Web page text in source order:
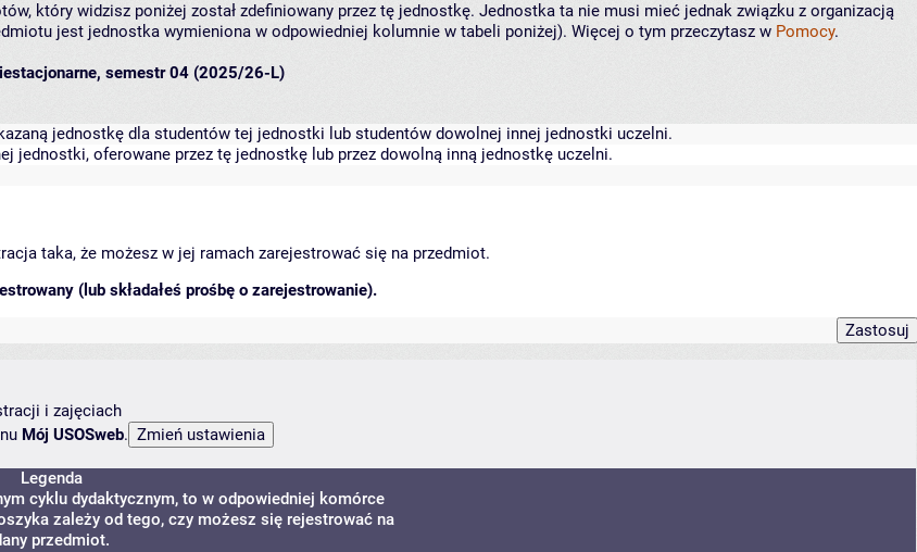
który widzisz poniżej został zdefiniowany przez tę jednostkę. Jednostka ta nie musi mieć jednak związku z organizacją
jest jednostka wymieniona w odpowiedniej kolumnie w tabeli poniżej). Więcej o tym przeczytasz w Pomocy.
semestr 04 (2025/26-L)
jednostkę dla studentów tej jednostki lub studentów dowolnej innej jednostki uczelni.
jednostki, oferowane przez tę jednostkę lub przez dowolną inną jednostkę uczelni.
taka, że możesz w jej ramach zarejestrować się na przedmiot.
(lub składałeś prośbę o zarejestrowanie).
i zajęciach
Mój USOSweb.
Legenda
cyklu dydaktycznym, to w odpowiedniej komórce
zależy od tego, czy możesz się rejestrować na
przedmiot.